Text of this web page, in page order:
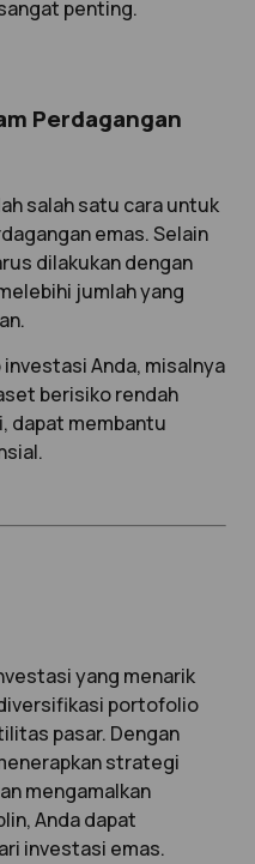
penting.
Perdagangan
salah satu cara untuk
emas. Selain
dilakukan dengan
jumlah yang
Anda, misalnya
berisiko rendah
dapat membantu
yang menarik
portofolio
pasar. Dengan
strategi
mengamalkan
Anda dapat
investasi emas.